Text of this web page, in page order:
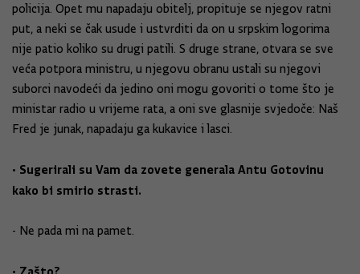
policija. Opet mu napadaju obitelj, propituje se njegov ratni
put, a neki se čak usude i ustvrditi da on u srpskim logorima
nije patio koliko su drugi patili. S druge strane, otvara se sve
veća potpora ministru, u njegovu obranu ustali su njegovi
suborci navodeći da jedino oni mogu govoriti o tome što je
ministar radio u vrijeme rata, a oni sve glasnije svjedoče: Naš
Fred je junak, napadaju ga kukavice i lasci.
• Sugerirali su Vam da zovete generala Antu Gotovinu
kako bi smirio strasti.
- Ne pada mi na pamet.